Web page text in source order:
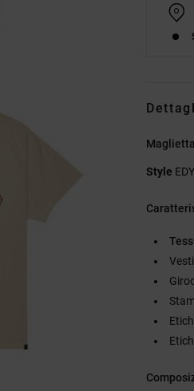
Style